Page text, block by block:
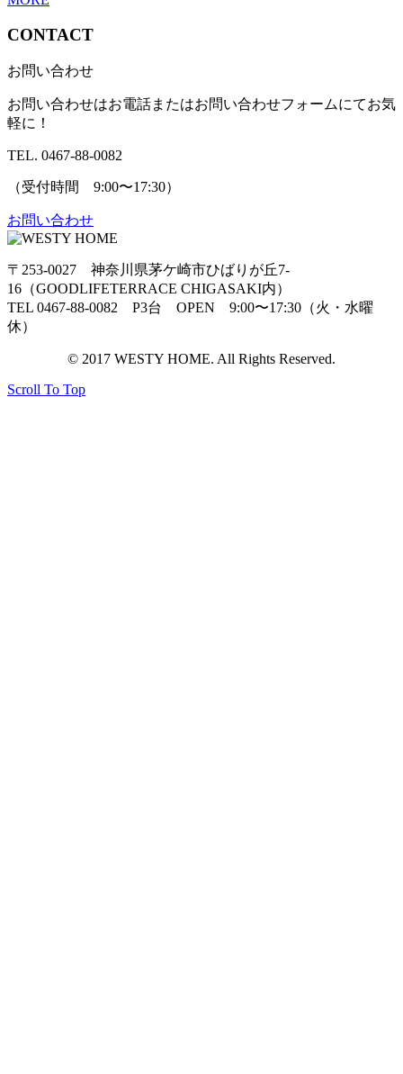
CONTACT
お問い合わせ
お問い合わせはお電話またはお問い合わせフォームにてお気
軽に！
TEL. 0467-88-0082
（受付時間 9:00〜17:30）
お問い合わせ
〒253-0027 神奈川県茅ケ崎市ひばりが丘7-
16（GOODLIFETERRACE CHIGASAKI内）
TEL 0467-88-0082 P3台 OPEN 9:00〜17:30（火・水曜
休）
© 2017 WESTY HOME. All Rights Reserved.
Scroll To Top